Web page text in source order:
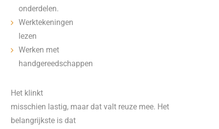
onderdelen.
Werktekeningen
lezen
Werken met
handgereedschappen
Het klinkt
misschien lastig, maar dat valt reuze mee. Het
belangrijkste is dat